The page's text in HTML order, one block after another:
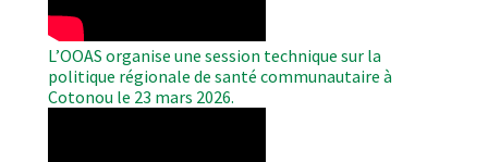
L’OOAS organise une session technique sur la
politique régionale de santé communautaire à
Cotonou le 23 mars 2026.